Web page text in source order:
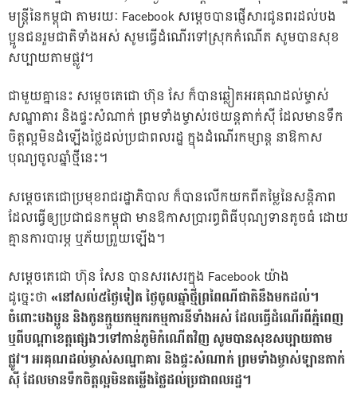
មន្ត្រីនៃកម្ពុជា តាមរយៈ Facebook សម្តេចបានផ្ញើសារជូនពរដល់បង
ប្អូនជនរួមជាតិទាំងអស់ សូមធ្វើដំណើរទៅស្រុកកំណើត សូមបានសុខ
សប្បាយតាមផ្លូវ។
ជាមួយគ្នានេះ សម្តេចតេជោ ហ៊ុន សែ ក៏បានឆ្លៀតអរគុណដល់ម្ចាស់
សណ្ឋាគារ និងផ្ទះសំណាក់ ព្រមទាំងម្ចាស់រថយន្តតាក់ស៊ី ដែលមានទឹក
ចិត្តល្អមិនដំឡើងថ្លៃដល់ប្រជាពលរដ្ឋ ក្នុងដំណើរកម្សាន្ត នាឱកាស
បុណ្យចូលឆ្នាំថ្មីនេះ។
សម្តេចតេជោប្រមុខរាជរដ្ឋាភិបាល ក៏បានលើកយកពីតម្លៃនៃសន្តិភាព
ដែលធ្វើឲ្យប្រជាជនកម្ពុជា មានឱកាសប្រារព្ធពិធីបុណ្យទានតូចធំ ដោយ
គ្មានការបារម្ភ ឬភ័យព្រួយឡើង។
សម្តេចតេជោ ហ៊ុន សែន បានសរសេរក្នុង Facebook យ៉ាង
ដូច្នេះថា «នៅសល់៥ថ្ងៃទៀត ថ្ងៃចូលឆ្នាំថ្មីព្រពៃណីជាតិនឹងមកដល់។
ចំពោះបងប្អូន និងកូនក្មួយកម្មករកម្មការនីទាំងអស់ ដែលធ្វើដំណើរពីភ្នំពេញ
ឬពីបណ្តាខេត្តផ្សេងៗទៅកាន់ភូមិកំណើតវិញ សូមបានសុខសប្បាយតាម
ផ្លូវ។ អរគុណដល់ម្ចាស់សណ្ឋាគារ និងផ្ទះសំណាក់ ព្រមទាំងម្ចាស់ឡានតាក់
ស៊ី ដែលមានទឹកចិត្តល្អមិនតម្លើងថ្លៃដល់ប្រជាពលរដ្ឋ។